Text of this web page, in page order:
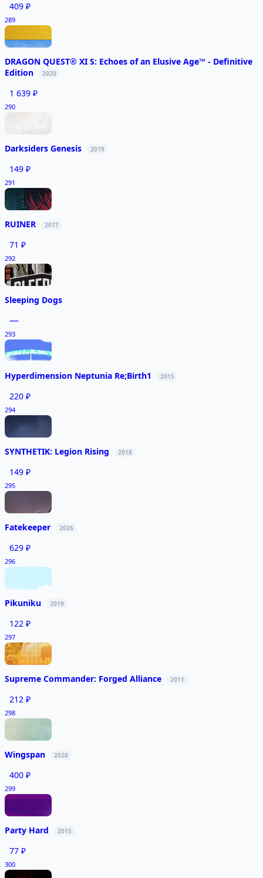
409 ₽
289
DRAGON QUEST® XI S: Echoes of an Elusive Age™ - Definitive
Edition
2020
1 639 ₽
290
Darksiders Genesis 2019
149 ₽
291
RUINER 2017
71 ₽
292
Sleeping Dogs
—
293
Hyperdimension Neptunia Re;Birth1 2015
220 ₽
294
SYNTHETIK: Legion Rising 2018
149 ₽
295
Fatekeeper 2026
629 ₽
296
Pikuniku 2019
122 ₽
297
Supreme Commander: Forged Alliance 2011
212 ₽
298
Wingspan 2020
400 ₽
299
Party Hard 2015
77 ₽
300